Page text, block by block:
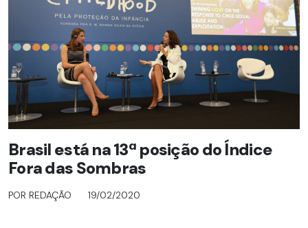
Brasil está na 13ª posição do Índice
Fora das Sombras
POR REDAÇÃO 19/02/2020